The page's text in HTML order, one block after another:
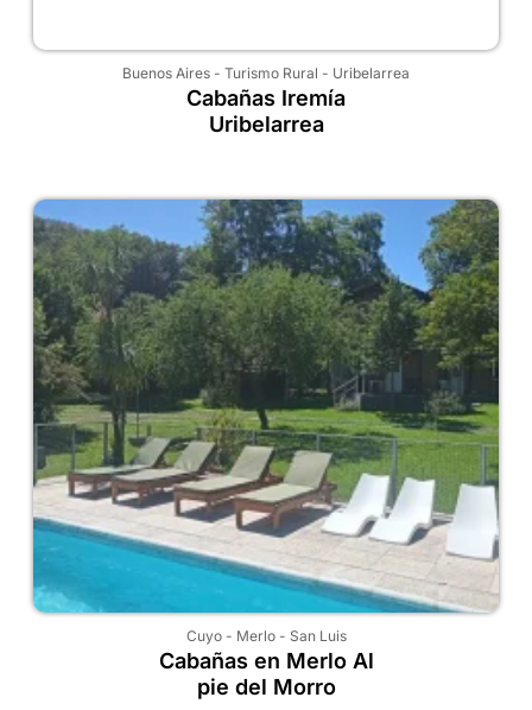
Buenos Aires - Turismo Rural - Uribelarrea
Cabañas Iremía
Uribelarrea
Cuyo- Merlo- San Luis
Cabañas en Merlo Al
pie del Morro